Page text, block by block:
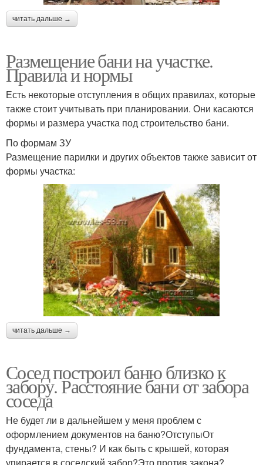
читать дальше →
Размещение бани на участке.
Правила и нормы
Есть некоторые отступления в общих правилах, которые
также стоит учитывать при планировании. Они касаются
формы и размера участка под строительство бани.
По формам ЗУ
Размещение парилки и других объектов также зависит от
формы участка:
читать дальше →
Сосед построил баню близко к
забору. Расстояние бани от забора
соседа
Не будет ли в дальнейшем у меня проблем с
оформлением документов на баню?ОтступыОт
фундамента, стены? И как быть с крышей, которая